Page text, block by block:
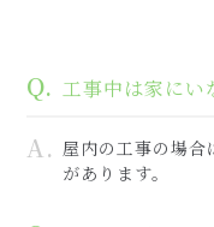
工事中は家にい
屋内の工事の場
があります。